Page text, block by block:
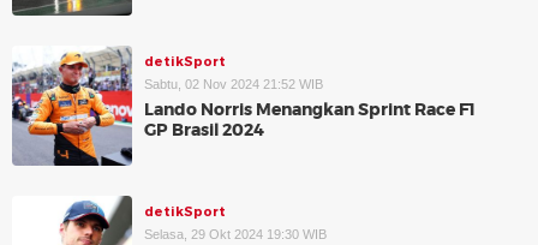
detikSport
Sabtu, 02 Nov 2024 21:52 WIB
Lando Norris Menangkan Sprint Race F1
GP Brasil 2024
detikSport
Selasa, 29 Okt 2024 19:30 WIB